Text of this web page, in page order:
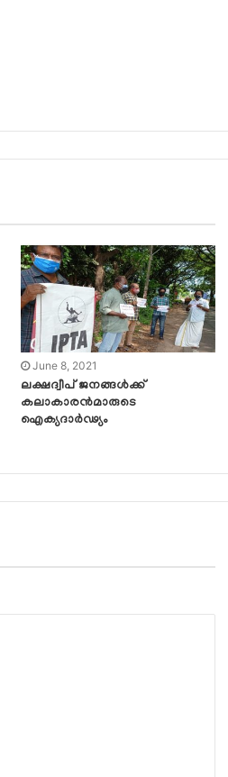
June 8, 2021
ലക്ഷദ്വീപ് ജനങ്ങൾക്ക്
കലാകാരൻമാരുടെ
ഐക്യദാർഢ്യം